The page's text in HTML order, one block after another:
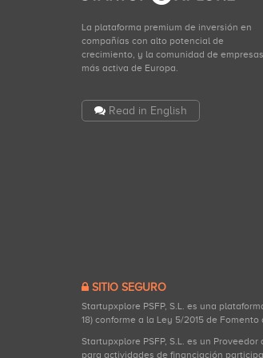
La plataforma premium de inversión en
compañías con alto potencial de
crecimiento, y la comunidad de empresas
más activa de Europa.
Read in English
SITIO SEGURO
Startupxplore PSFP, S.L. es una
18) conforme a la Ley 5/2015 de
Startupxplore PSFP, S.L. es un
para actividades de financiación